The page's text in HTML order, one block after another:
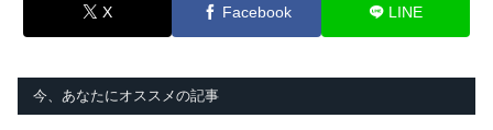
X Facebook LINE
今、あなたにオススメの記事